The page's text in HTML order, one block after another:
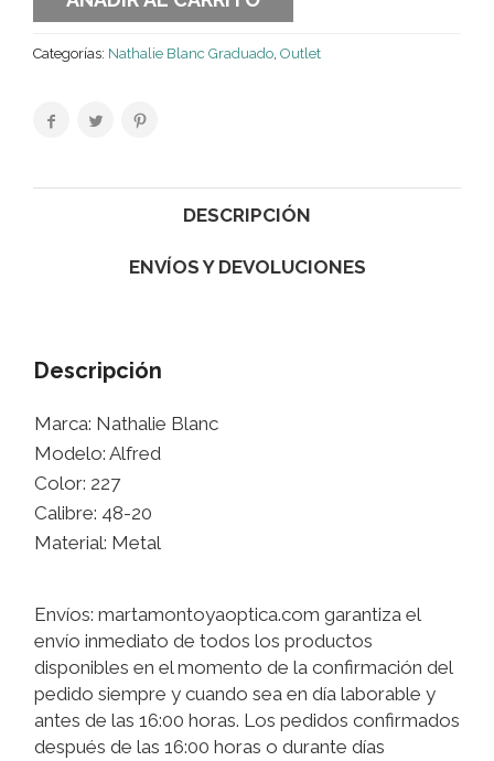
Categorías: Nathalie Blanc Graduado, Outlet
DESCRIPCIÓN
ENVÍOS Y DEVOLUCIONES
Descripción
Marca: Nathalie Blanc
Modelo: Alfred
Color: 227
Calibre: 48-20
Material: Metal
Envíos: martamontoyaoptica.com garantiza el
envío inmediato de todos los productos
disponibles en el momento de la confirmación del
pedido siempre y cuando sea en día laborable y
antes de las 16:00 horas. Los pedidos confirmados
después de las 16:00 horas o durante días